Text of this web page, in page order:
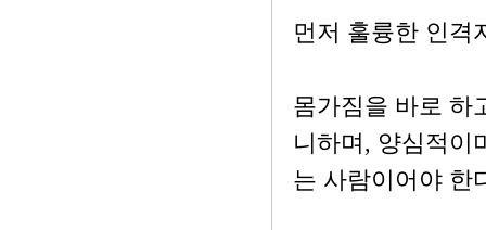
먼저 훌륭한 인격
몸가짐을 바로 하
니하며, 양심적이
는 사람이어야 한